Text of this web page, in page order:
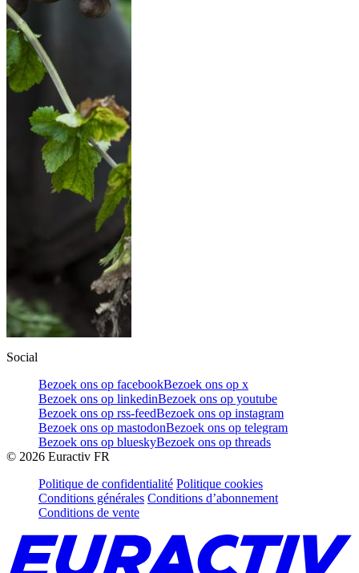
Social
Bezoek ons op facebookBezoek ons op x
Bezoek ons op linkedinBezoek ons op youtube
Bezoek ons op rss-feedBezoek ons op instagram
Bezoek ons op mastodonBezoek ons op telegram
Bezoek ons op blueskyBezoek ons op threads
© 2026 Euractiv FR
Politique de confidentialité Politique cookies
Conditions générales Conditions d’abonnement
Conditions de vente